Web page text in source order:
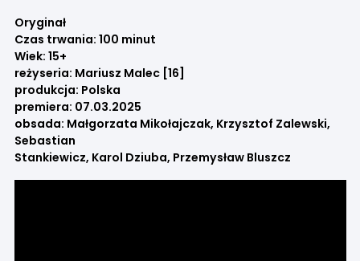
Oryginał
Czas trwania: 100 minut
Wiek: 15+
reżyseria: Mariusz Malec [16]
produkcja: Polska
premiera: 07.03.2025
obsada: Małgorzata Mikołajczak, Krzysztof Zalewski,
Sebastian
Stankiewicz, Karol Dziuba, Przemysław Bluszcz